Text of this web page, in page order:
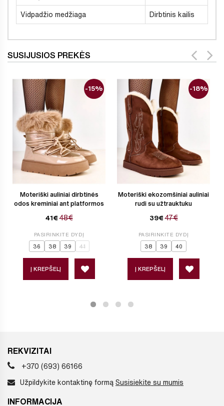
Vidpadžio medžiaga Dirbtinis kailis
SUSIJUSIOS PREKĖS
Moteriški auliniai dirbtinės
odos kreminiai ant platformos
41€ 48€
-15%
PASIRINKITE DYDĮ
36 38 39 41
Į KREPŠELĮ
Moteriški ekozomšiniai auliniai
rudi su užtrauktuku
39€ 47€
-18%
PASIRINKITE DYDĮ
38 39 40
Į KREPŠELĮ
REKVIZITAI
+370 (693) 66166
Užpildykite kontaktinę formą Susisiekite su mumis
INFORMACIJA